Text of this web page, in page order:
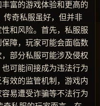
富的游戏体验和更高的
传奇私服虽好，但并非
和风险。首先，私服服
障，玩家可能会面临数
部分私服可能涉及侵权
可能间接成为违法行为
效的监管机制，游戏内
易遭受诈骗等不法行为